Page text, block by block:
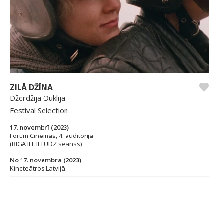
ZILĀ DŽĪNA
Džordžija Ouklija
Festival Selection
17. novembrī (2023)
Forum Cinemas, 4. auditorija
(RIGA IFF IELŪDZ seanss)
No 17. novembra (2023)
Kinoteātros Latvijā